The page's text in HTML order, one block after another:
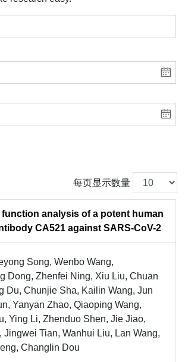
每页显示数量
analysis of a potent human
CA521 against SARS-CoV-2
Song, Wenbo Wang,
Dong, Zhenfei Ning, Xiu Liu, Chuan
Du, Chunjie Sha, Kailin Wang, Jun
Yanyan Zhao, Qiaoping Wang,
Ying Li, Zhenduo Shen, Jie Jiao,
Jingwei Tian, Wanhui Liu, Lan Wang,
Changlin Dou